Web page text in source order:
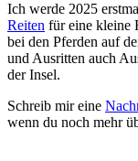
Ich werde 2025
Reiten für eine kleine
bei den Pferden auf
und Ausritten auch
der Insel.
Schreib mir eine
wenn du noch mehr